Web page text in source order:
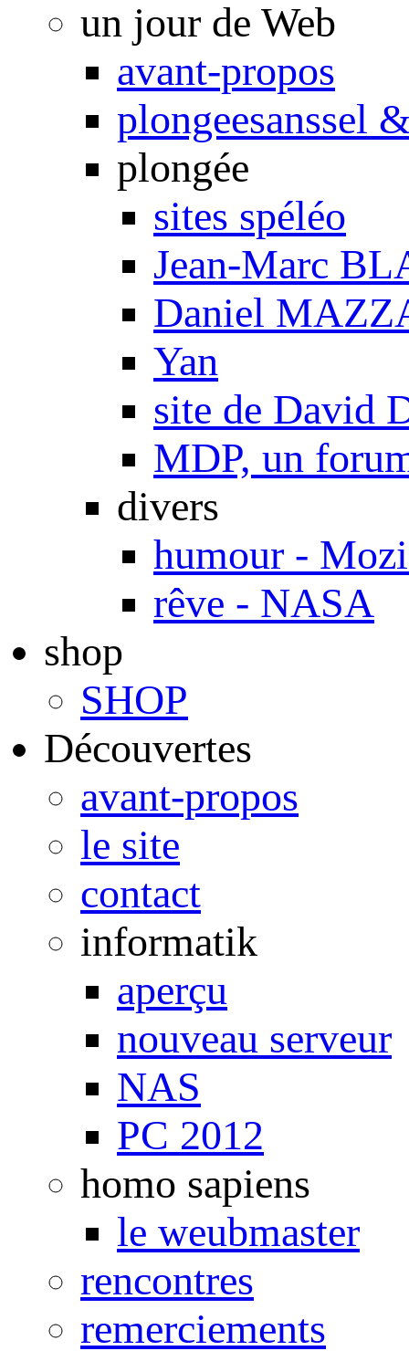
un jour de Web
avant-propos
plongeesanssel
plongée
sites spéléo
Jean-Marc
Daniel
Yan
site de David
MDP, un
divers
humour -
rêve - NASA
shop
SHOP
Découvertes
avant-propos
le site
contact
informatik
aperçu
nouveau serveur
NAS
PC 2012
homo sapiens
le weubmaster
rencontres
remerciements